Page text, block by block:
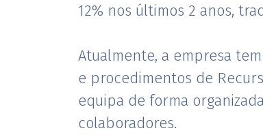
12% nos últimos 2 anos,
Atualmente, a empresa
e procedimentos de
equipa de forma
colaboradores.